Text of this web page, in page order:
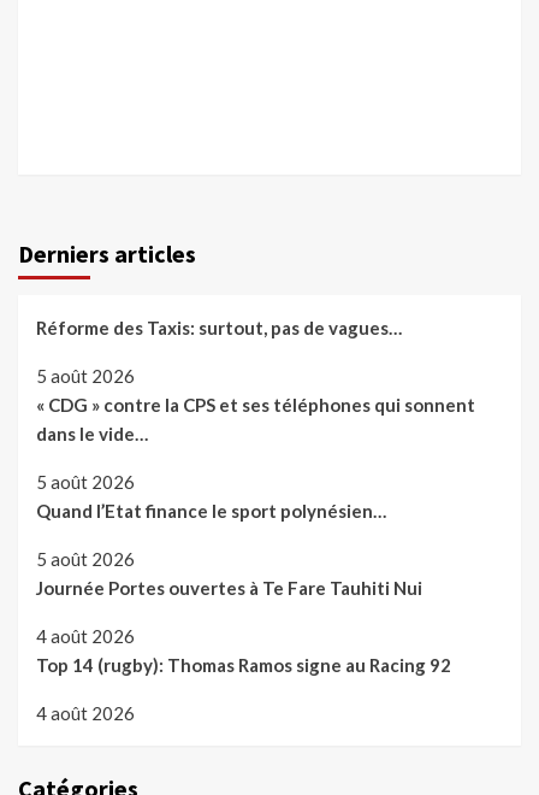
Derniers articles
Réforme des Taxis: surtout, pas de vagues…
5 août 2026
« CDG » contre la CPS et ses téléphones qui sonnent
dans le vide…
5 août 2026
Quand l’Etat finance le sport polynésien…
5 août 2026
Journée Portes ouvertes à Te Fare Tauhiti Nui
4 août 2026
Top 14 (rugby): Thomas Ramos signe au Racing 92
4 août 2026
Catégories